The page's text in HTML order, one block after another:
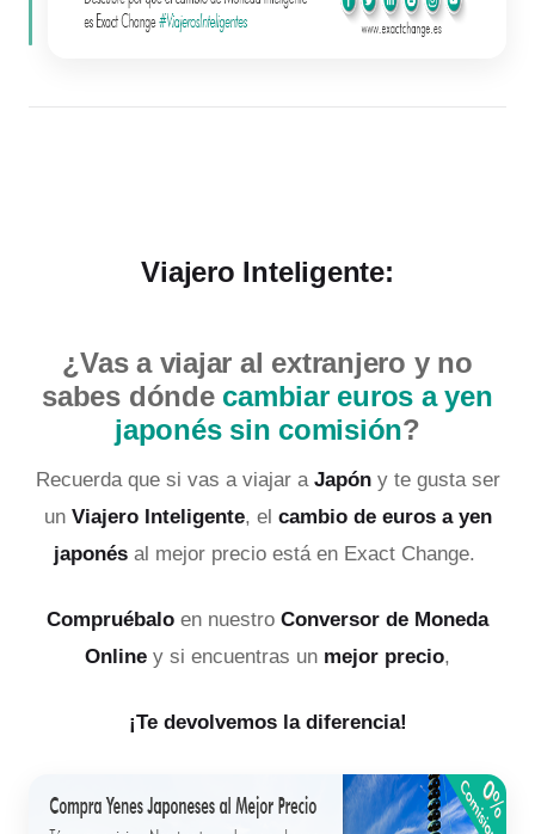
Viajero Inteligente:
¿Vas a viajar al extranjero y no
sabes dónde cambiar euros a yen
japonés sin comisión?
Recuerda que si vas a viajar a Japón y te gusta ser
un Viajero Inteligente, el cambio de euros a yen
japonés al mejor precio está en Exact Change.
Compruébalo en nuestro Conversor de Moneda
Online y si encuentras un mejor precio,
¡Te devolvemos la diferencia!